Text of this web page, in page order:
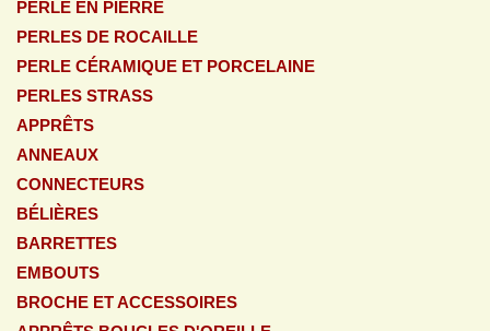
PERLE EN PIERRE
PERLES DE ROCAILLE
PERLE CÉRAMIQUE ET PORCELAINE
PERLES STRASS
APPRÊTS
ANNEAUX
CONNECTEURS
BÉLIÈRES
BARRETTES
EMBOUTS
BROCHE ET ACCESSOIRES